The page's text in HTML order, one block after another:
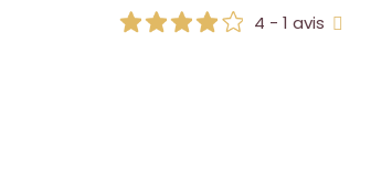
4 - 1 avis